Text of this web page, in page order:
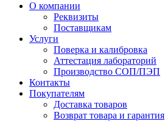
О компании
Реквизиты
Поставщикам
Услуги
Поверка и калибровка
Аттестация лабораторий
Производство СОП/ПЭП
Контакты
Покупателям
Доставка товаров
Возврат товара и гарантия